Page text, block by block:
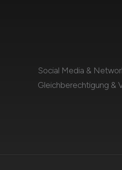
Social Media &
Gleichberechtigung &